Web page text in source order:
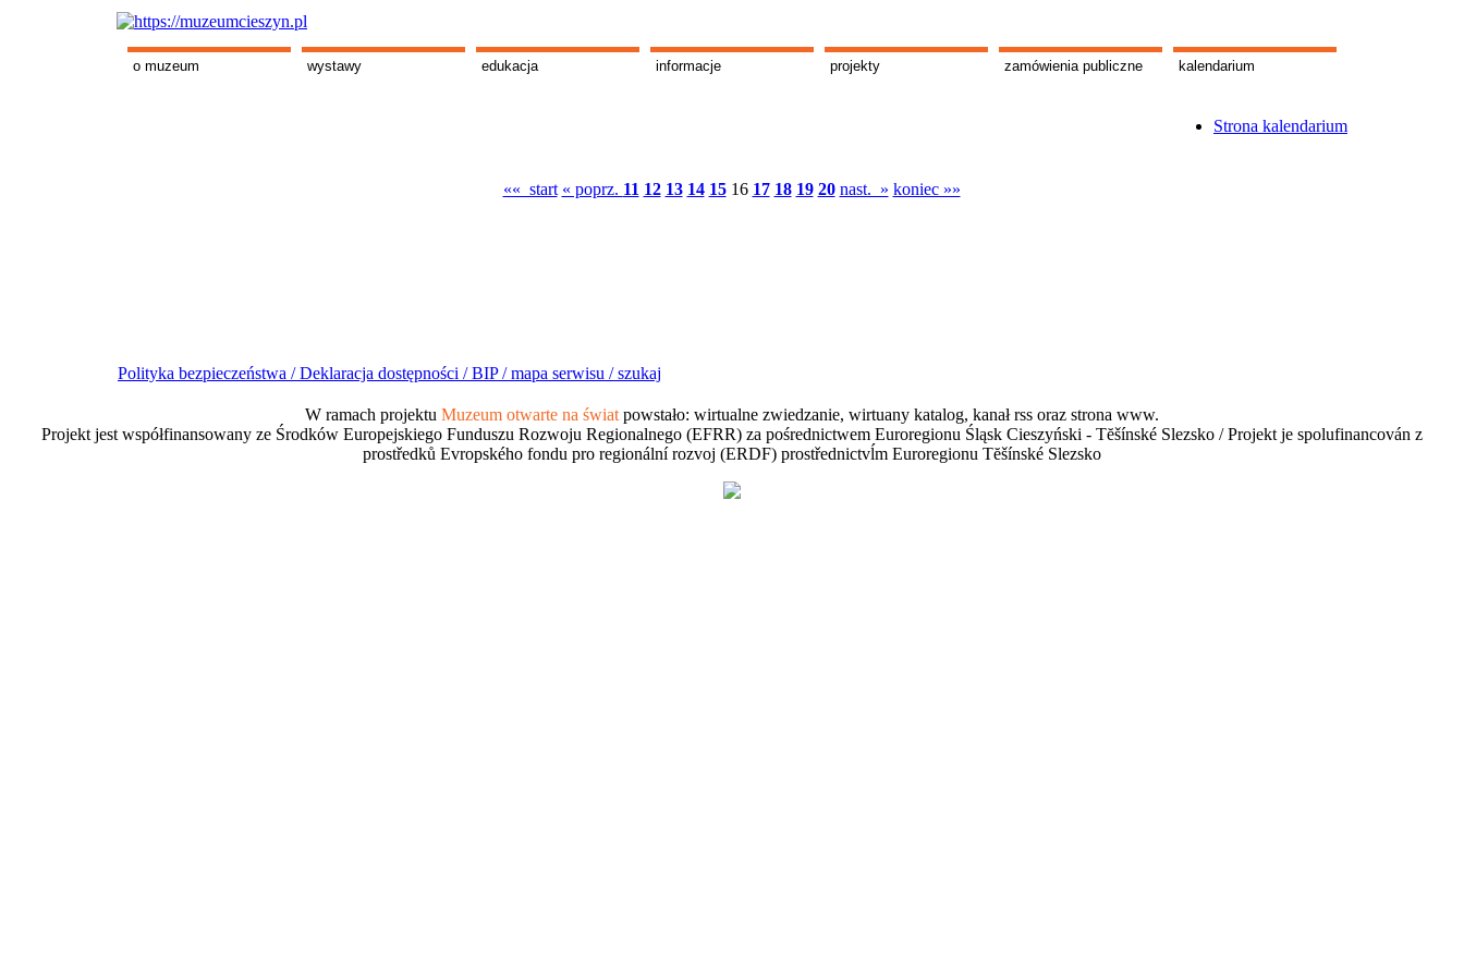
o muzeum wystawy edukacja informacje projekty zamówienia publiczne kalendarium
Strona kalendarium
«« start « poprz. 11 12 13 14 15 16 17 18 19 20 nast. » koniec »»
Polityka bezpieczeństwa /Deklaracja dostępności /BIP /mapa serwisu /szukaj
W ramach projektu Muzeum otwarte na świat powstało: wirtualne zwiedzanie, wirtuany katalog, kanał rss oraz strona www.
Projekt jest współfinansowany ze Środków Europejskiego Funduszu Rozwoju Regionalnego (EFRR) za pośrednictwem Euroregionu Śląsk Cieszyński - Tĕšínské Slezsko / Projekt je spolufinancován z
prostředků Evropského fondu pro regionální rozvoj (ERDF) prostřednictvĺm Euroregionu Tĕšínské Slezsko